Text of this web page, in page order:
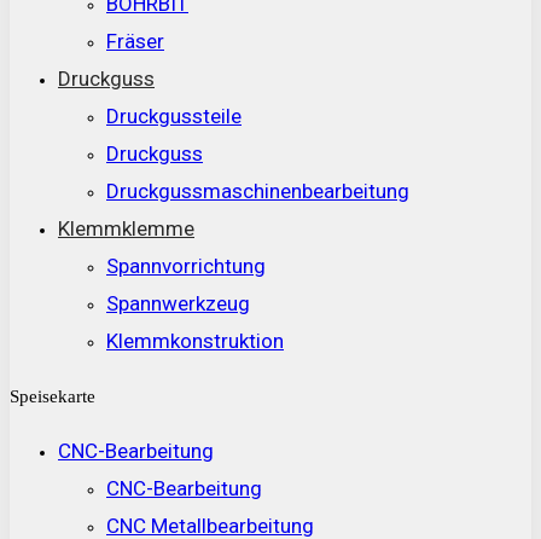
Fräser
Druckguss
Druckgussteile
Druckguss
Druckgussmaschinenbearbeitung
Klemmklemme
Spannvorrichtung
Spannwerkzeug
Klemmkonstruktion
Speisekarte
CNC-Bearbeitung
CNC-Bearbeitung
CNC Metallbearbeitung